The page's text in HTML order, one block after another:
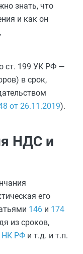
знать, что
и как он
ст. 199 УК РФ —
в срок,
от 26.11.2019).
НДС и
его
146 и 174
из сроков,
НК РФ и т.д. и т.п.